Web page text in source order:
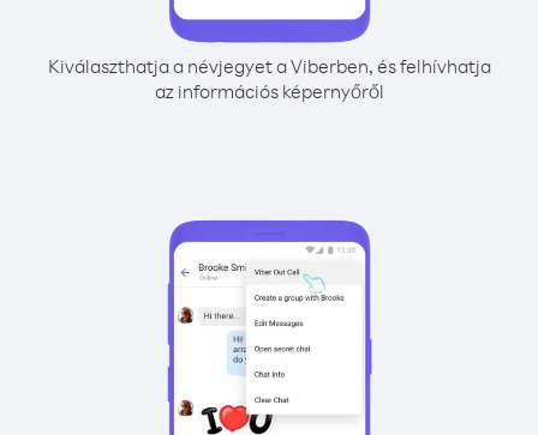
Kiválaszthatja a névjegyet a Viberben, és felhívhatja
az információs képernyőről